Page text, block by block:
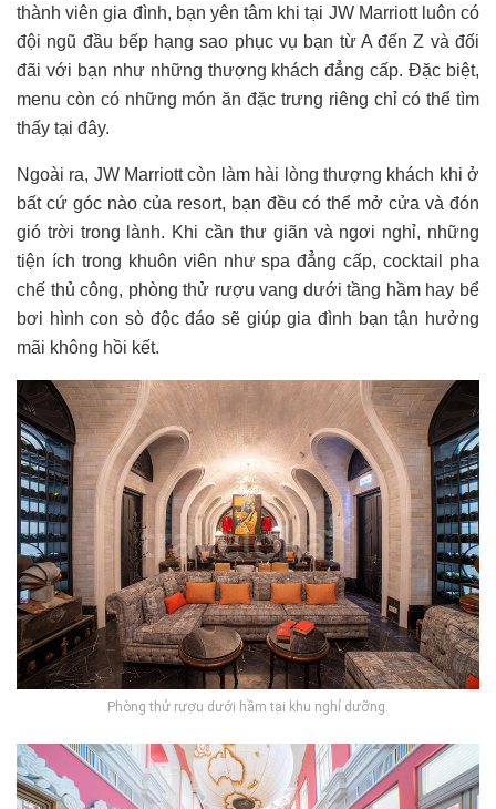
thành viên gia đình, bạn yên tâm khi tại JW Marriott luôn có
đội ngũ đầu bếp hạng sao phục vụ bạn từ A đến Z và đối
đãi với bạn như những thượng khách đẳng cấp. Đặc biệt,
menu còn có những món ăn đặc trưng riêng chỉ có thể tìm
thấy tại đây.
Ngoài ra, JW Marriott còn làm hài lòng thượng khách khi ở
bất cứ góc nào của resort, bạn đều có thể mở cửa và đón
gió trời trong lành. Khi cần thư giãn và ngơi nghỉ, những
tiện ích trong khuôn viên như spa đẳng cấp, cocktail pha
chế thủ công, phòng thử rượu vang dưới tầng hầm hay bể
bơi hình con sò độc đáo sẽ giúp gia đình bạn tận hưởng
mãi không hồi kết.
Phòng thử rượu dưới hầm tại khu nghỉ dưỡng.